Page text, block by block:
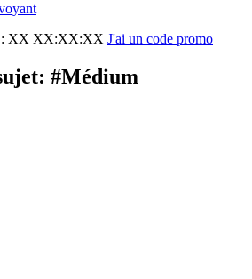
XX XX:XX:XX J'ai un code promo
#Médium